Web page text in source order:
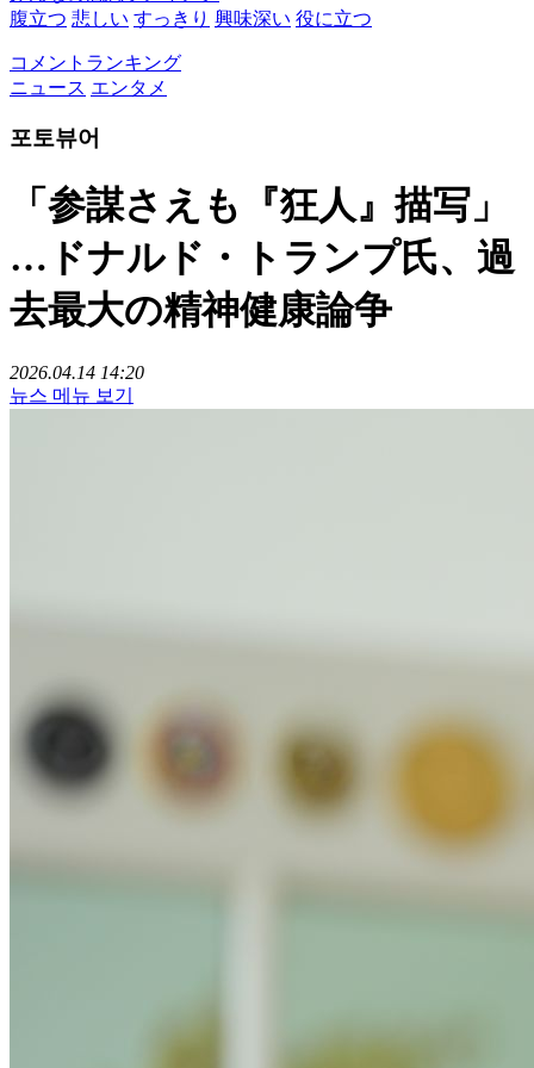
腹立つ 悲しい すっきり 興味深い 役に立つ
コメントランキング
ニュース エンタメ
포토뷰어
「参謀さえも『狂人』描写」
…ドナルド・トランプ氏、過
去最大の精神健康論争
2026.04.14 14:20
뉴스 메뉴 보기